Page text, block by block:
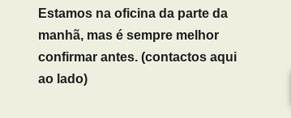
Estamos na oficina da parte da
manhã, mas é sempre melhor
confirmar antes. (contactos aqui
ao lado)